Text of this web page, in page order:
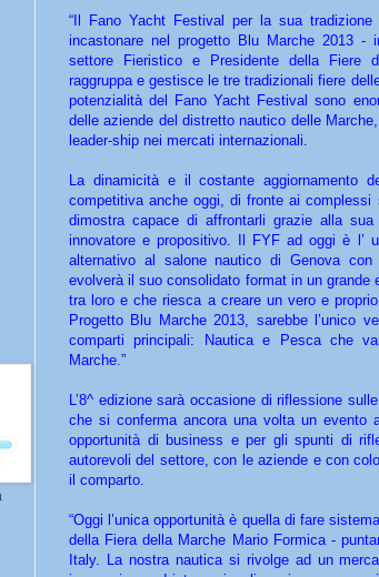
“Il Fano Yacht Festival per la sua
incastonare nel progetto Blu Marche 2013 -
settore Fieristico e Presidente della Fiere
raggruppa e gestisce le tre tradizionali fiere
potenzialità del Fano Yacht Festival sono
delle aziende del distretto nautico delle
leader-ship nei mercati internazionali.
La dinamicità e il costante aggiornamento
competitiva anche oggi, di fronte ai
dimostra capace di affrontarli grazie alla
innovatore e propositivo. Il FYF ad oggi è l’
alternativo al salone nautico di Genova
evolverà il suo consolidato format in un
tra loro e che riesca a creare un vero e
Progetto Blu Marche 2013, sarebbe l’unico
comparti principali: Nautica e Pesca che
Marche.”
L’8^ edizione sarà occasione di riflessione
che si conferma ancora una volta un evento
opportunità di business e per gli spunti di
autorevoli del settore, con le aziende e con
il comparto.
“Oggi l’unica opportunità è quella di fare
della Fiera della Marche Mario Formica -
Italy. La nostra nautica si rivolge ad un